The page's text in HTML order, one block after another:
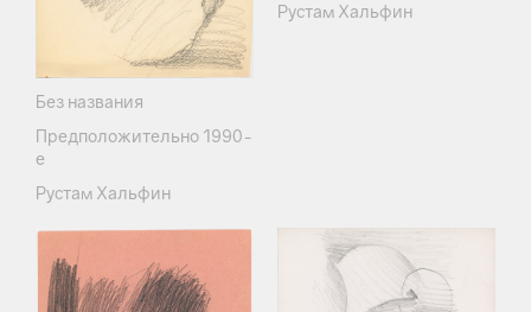
Без названия
Предположительно 1990-
е
Рустам Хальфин
Рустам Хальфин